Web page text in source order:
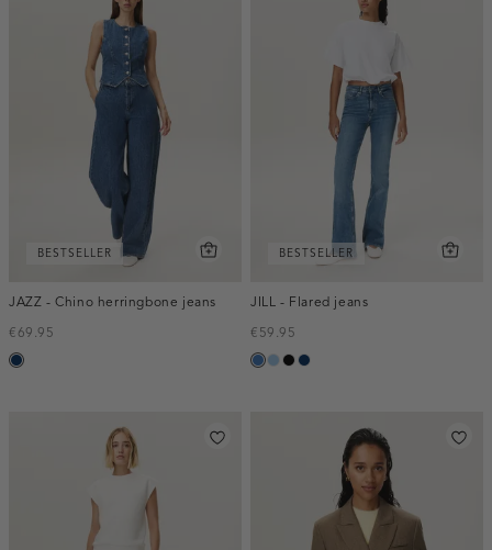
BESTSELLER
JAZZ - Chino herringbone jeans
€69.95
blauw,
BESTSELLER
JILL - Flared jeans
€59.95
blauw,
blauw,
zwart,blauw,